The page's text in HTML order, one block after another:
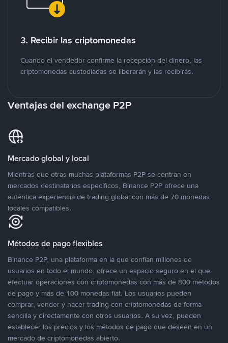
3. Recibir las criptomonedas
Cuando el vendedor confirme la recepción del dinero, las
criptomonedas custodiadas se liberarán y las recibirás.
Ventajas del exchange P2P
Mercado global y local
Mientras que otras muchas plataformas P2P se centran en
mercados destinatarios específicos, Binance P2P ofrece una
auténtica experiencia de trading global con más de 70 monedas
locales compatibles.
Métodos de pago flexibles
Binance P2P, una plataforma en la que confían millones de
usuarios en todo el mundo, ofrece un espacio seguro en el que
efectuar operaciones con criptomonedas con más de 800 métodos
de pago y más de 100 monedas fiat. Los usuarios pueden
comprar, vender y hacer trading con criptomonedas de forma
sencilla y directamente con otros usuarios. A su vez, pueden
establecer los precios y los métodos de pago que deseen en un
mercado de criptomonedas abierto.